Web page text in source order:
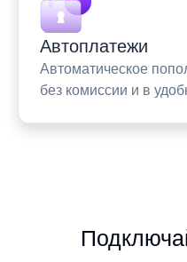
Автоплатежи
Автоматическое
без комиссии и в